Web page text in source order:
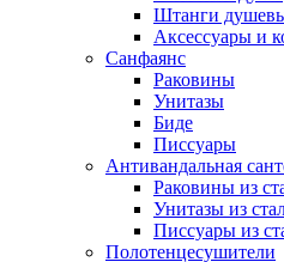
Штанги
Аксессуары и
Санфаянс
Раковины
Унитазы
Биде
Писсуары
Антивандальная
Раковины из
Унитазы из
Писсуары из
Полотенцесушители